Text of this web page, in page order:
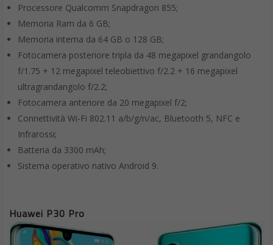
Processore Qualcomm Snapdragon 855;
Memoria Ram da 6 GB;
Memoria interna da 64 GB o 128 GB;
Fotocamera posteriore tripla da 48 megapixel grandangolo
f/1.75 + 12 megapixel teleobiettivo f/2.2 + 16 megapixel
ultragrandangolo f/2.2;
Fotocamera anteriore da 20 megapixel f/2;
Connettività Wi-Fi 802.11 a/b/g/n/ac, Bluetooth 5, NFC e
Infrarossi;
Batteria da 3300 mAh;
Sistema operativo nativo Android 9.
Huawei P30 Pro